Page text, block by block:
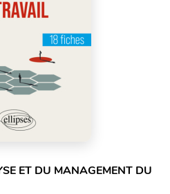
ET DU MANAGEMENT DU